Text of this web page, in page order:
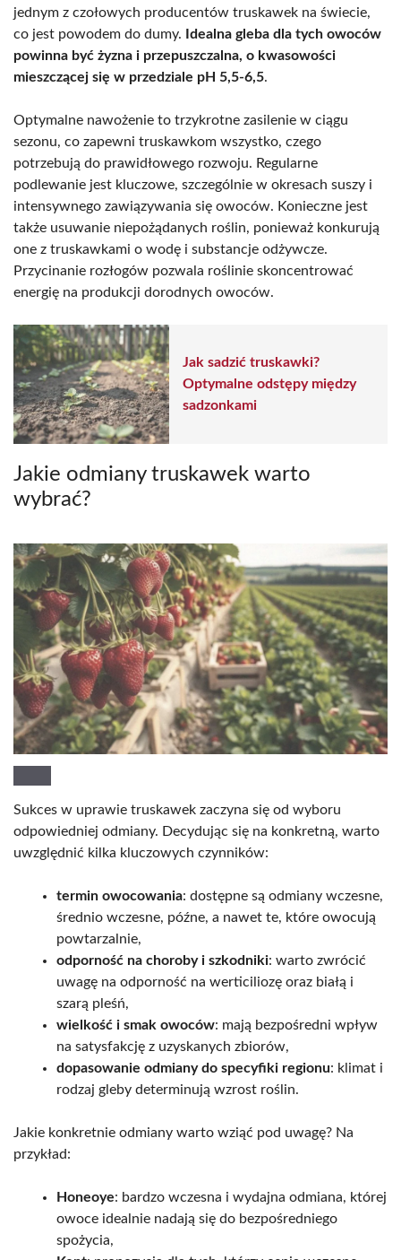
jednym z czołowych producentów truskawek na świecie,
co jest powodem do dumy.
Idealna gleba dla tych owoców
powinna być żyzna i przepuszczalna, o kwasowości
mieszczącej się w przedziale pH 5,5-6,5.
Optymalne nawożenie to trzykrotne zasilenie w ciągu
sezonu, co zapewni truskawkom wszystko, czego
potrzebują do prawidłowego rozwoju. Regularne
podlewanie jest kluczowe, szczególnie w okresach suszy i
intensywnego zawiązywania się owoców. Konieczne jest
także usuwanie niepożądanych roślin, ponieważ konkurują
one z truskawkami o wodę i substancje odżywcze.
Przycinanie rozłogów pozwala roślinie skoncentrować
energię na produkcji dorodnych owoców.
Jak sadzić truskawki?
Optymalne odstępy między
sadzonkami
Jakie odmiany truskawek warto
wybrać?
Sukces w uprawie truskawek zaczyna się od wyboru
odpowiedniej odmiany. Decydując się na konkretną, warto
uwzględnić kilka kluczowych czynników:
termin owocowania: dostępne są odmiany wczesne,
średnio wczesne, późne, a nawet te, które owocują
powtarzalnie,
odporność na choroby i szkodniki: warto zwrócić
uwagę na odporność na werticiliozę oraz białą i
szarą pleśń,
wielkość i smak owoców: mają bezpośredni wpływ
na satysfakcję z uzyskanych zbiorów,
dopasowanie odmiany do specyfiki regionu: klimat i
rodzaj gleby determinują wzrost roślin.
Jakie konkretnie odmiany warto wziąć pod uwagę? Na
przykład:
Honeoye: bardzo wczesna i wydajna odmiana, której
owoce idealnie nadają się do bezpośredniego
spożycia,